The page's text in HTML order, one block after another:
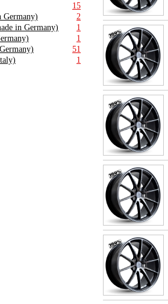
15
Germany)
2
in Germany)
1
1
51
1